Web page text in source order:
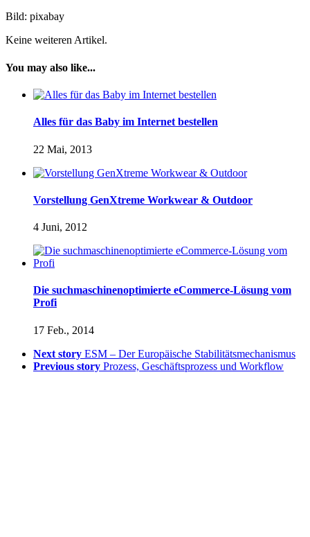
Bild: pixabay
Keine weiteren Artikel.
You may also like...
Alles für das Baby im Internet bestellen
22 Mai, 2013
Vorstellung GenXtreme Workwear & Outdoor
4 Juni, 2012
Die suchmaschinenoptimierte eCommerce-Lösung vom
Profi
17 Feb., 2014
Next story ESM – Der Europäische Stabilitätsmechanismus
Previous story Prozess, Geschäftsprozess und Workflow